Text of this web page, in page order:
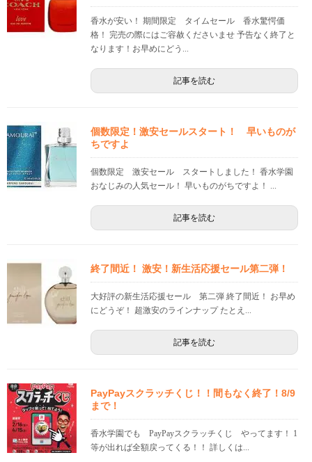
香水が安い！ 期間限定 タイムセール 香水驚愕価
格！ 完売の際にはご容赦くださいませ 予告なく終了と
なります！お早めにどう...
記事を読む
個数限定！激安セールスタート！ 早いものが
ちですよ
個数限定 激安セール スタートしました！ 香水学園
おなじみの人気セール！ 早いものがちですよ！ ...
記事を読む
終了間近！ 激安！新生活応援セール第二弾！
大好評の新生活応援セール 第二弾 終了間近！ お早め
にどうぞ！ 超激安のラインナップ たとえ...
記事を読む
PayPayスクラッチくじ！！間もなく終了！8/9
まで！
香水学園でも PayPayスクラッチくじ やってます！ 1
等が出れば全額戻ってくる！！ 詳しくは...